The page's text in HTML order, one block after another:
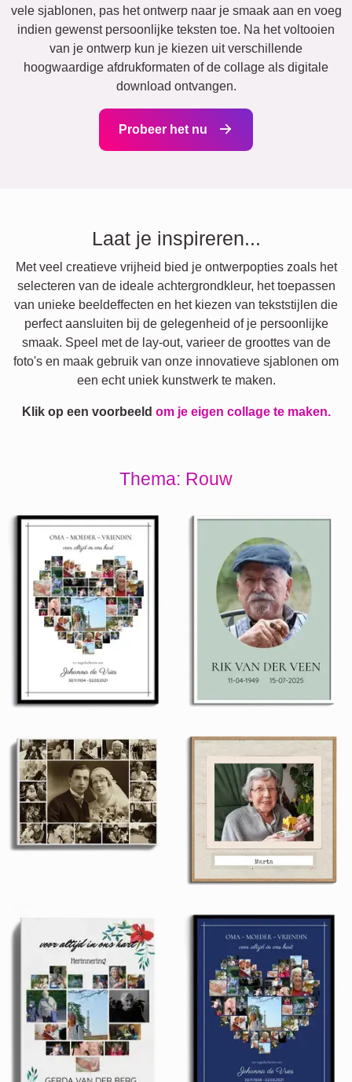
vele sjablonen, pas het ontwerp naar je smaak aan en voeg
indien gewenst persoonlijke teksten toe. Na het voltooien
van je ontwerp kun je kiezen uit verschillende
hoogwaardige afdrukformaten of de collage als digitale
download ontvangen.
Probeer het nu
Laat je inspireren...
Met veel creatieve vrijheid bied je ontwerpopties zoals het
selecteren van de ideale achtergrondkleur, het toepassen
van unieke beeldeffecten en het kiezen van tekststijlen die
perfect aansluiten bij de gelegenheid of je persoonlijke
smaak. Speel met de lay-out, varieer de groottes van de
foto's en maak gebruik van onze innovatieve sjablonen om
een echt uniek kunstwerk te maken.
Klik op een voorbeeld om je eigen collage te maken.
Thema: Rouw